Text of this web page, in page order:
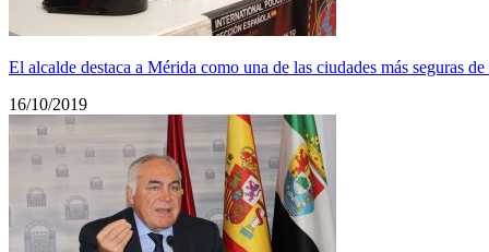
El alcalde destaca a Mérida como una de las ciudades más seguras de
16/10/2019